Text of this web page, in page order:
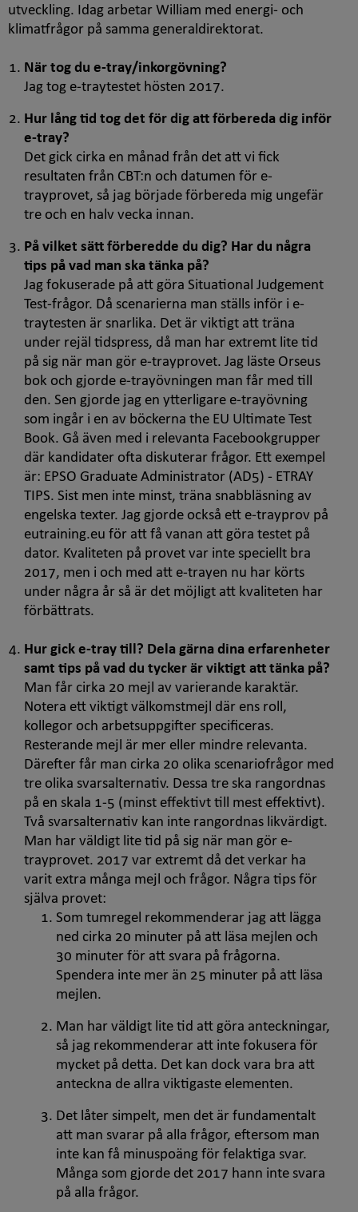
utveckling. Idag arbetar William med energi- och
klimatfrågor på samma generaldirektorat.
När tog du e-tray/inkorgövning?
Jag tog e-traytestet hösten 2017.
Hur lång tid tog det för dig att förbereda dig inför
e-tray?
Det gick cirka en månad från det att vi fick
resultaten från CBT:n och datumen för e-
trayprovet, så jag började förbereda mig ungefär
tre och en halv vecka innan.
På vilket sätt förberedde du dig? Har du några
tips på vad man ska tänka på?
Jag fokuserade på att göra Situational Judgement
Test-frågor. Då scenarierna man ställs inför i e-
traytesten är snarlika. Det är viktigt att träna
under rejäl tidspress, då man har extremt lite tid
på sig när man gör e-trayprovet. Jag läste Orseus
bok och gjorde e-trayövningen man får med till
den. Sen gjorde jag en ytterligare e-trayövning
som ingår i en av böckerna the EU Ultimate Test
Book. Gå även med i relevanta Facebookgrupper
där kandidater ofta diskuterar frågor. Ett exempel
är: EPSO Graduate Administrator (AD5) - ETRAY
TIPS. Sist men inte minst, träna snabbläsning av
engelska texter. Jag gjorde också ett e-trayprov på
eutraining.eu för att få vanan att göra testet på
dator. Kvaliteten på provet var inte speciellt bra
2017, men i och med att e-trayen nu har körts
under några år så är det möjligt att kvaliteten har
förbättrats.
Hur gick e-tray till? Dela gärna dina erfarenheter
samt tips på vad du tycker är viktigt att tänka på?
Man får cirka 20 mejl av varierande karaktär.
Notera ett viktigt välkomstmejl där ens roll,
kollegor och arbetsuppgifter specificeras.
Resterande mejl är mer eller mindre relevanta.
Därefter får man cirka 20 olika scenariofrågor med
tre olika svarsalternativ. Dessa tre ska rangordnas
på en skala 1-5 (minst effektivt till mest effektivt).
Två svarsalternativ kan inte rangordnas likvärdigt.
Man har väldigt lite tid på sig när man gör e-
trayprovet. 2017 var extremt då det verkar ha
varit extra många mejl och frågor. Några tips för
själva provet:
Som tumregel rekommenderar jag att lägga
ned cirka 20 minuter på att läsa mejlen och
30 minuter för att svara på frågorna.
Spendera inte mer än 25 minuter på att läsa
mejlen.
Man har väldigt lite tid att göra anteckningar,
så jag rekommenderar att inte fokusera för
mycket på detta. Det kan dock vara bra att
anteckna de allra viktigaste elementen.
Det låter simpelt, men det är fundamentalt
att man svarar på alla frågor, eftersom man
inte kan få minuspoäng för felaktiga svar.
Många som gjorde det 2017 hann inte svara
på alla frågor.